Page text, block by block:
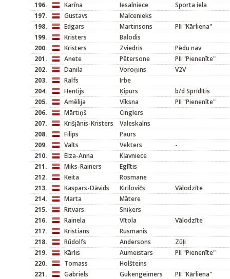
196.
Karīna Iesalniece
Sporta iela
197.
Gustavs
Malcenieks
198.
Edgars Martinsons
PII "Kārliena"
199.
Kristers
Balodis
200.
Kristers Zviedris
Pēdu nav
201.
Anete Pētersone
PII "Pienenīte"
202.
Danila Voroņins
V2V
203.
Ralfs
Irbe
204.
Hentijs Ķipurs
b/d Sprīdītis
205.
Amēlija Vīksna
PII "Pienenīte"
206.
Mārtiņš
Cinglers
207.
Krišjānis-Kristers
Valeskalns
208.
Filips
Paurs
209.
Valts Vekters
-
210.
Elza-Anna
Kļavniece
211.
Miks-Rainers
Eglītis
212.
Keita
Rosmane
213.
Kaspars-Dāvids Kirilovičs
Vālodzīte
214.
Marta
Mātere
215.
Ritvars
Sniķers
216.
Rainela Vītola
Vālodzīte
217.
Kristians
Rusmanis
218.
Rūdolfs Andersons
Zūļi
219.
Kārlis Aumeistars
PII "Pienenīte"
220.
Tomass
Holšteins
221.
Gabriels Gukengeimers
PII "Kārliena"